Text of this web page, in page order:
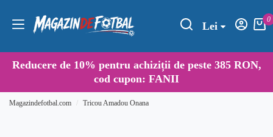
Lei
0
Reducere de 10% pentru achiziții de peste 385 RON,
cod cupon: FANII
Magazindefotbal.com Tricou Amadou Onana